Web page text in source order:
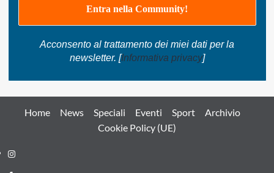
Acconsento al trattamento dei miei dati per la
newsletter. [Informativa privacy]
Home News Speciali Eventi Sport
Archivio
Cookie Policy (UE)
Instagram